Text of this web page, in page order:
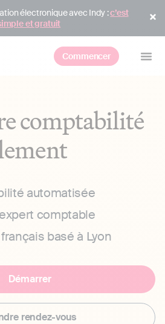
électronique avec Indy :c’est
et gratuit
Commencer
comptabilité
automatisée
comptable
basé à Lyon
Démarrer
rendez-vous